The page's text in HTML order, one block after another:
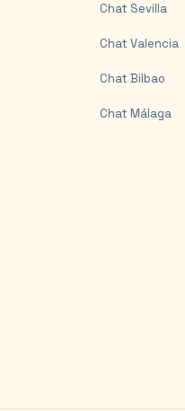
Chat Sevilla
Chat Valencia
Chat Bilbao
Chat Málaga